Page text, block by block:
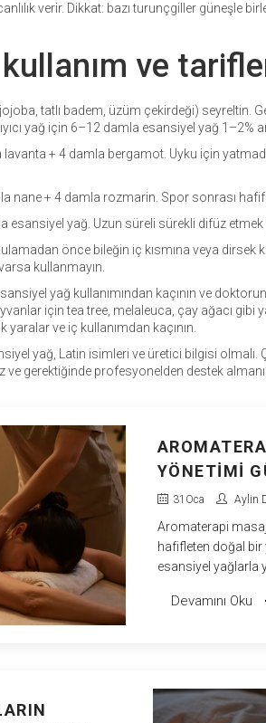
verir. Dikkat: bazı turunçgiller güneşle
ve
tatlı badem, üzüm çekirdeği) seyreltin.
yağ için 6–12 damla esansiyel yağ 1–2%
lavanta + 4 damla bergamot. Uyku için
nane + 4 damla rozmarin. Spor sonrası hafif
yağ. Uzun süreli sürekli difüz etmek
önce bileğin iç kısmına veya dirsek
kullanmayın.
yağ kullanımından kaçının ve
için tea tree, melaleuca, çay ağacı gibi
ve iç kullanımdan kaçının.
yağ, Latin isimleri ve üretici bilgisi
ve gerektiğinde profesyonelden destek
YÖNETIMI
31 Oca Aylin
Aromaterapi
hafifleten doğal bir
esansiyel yağlarla
Devamını Oku